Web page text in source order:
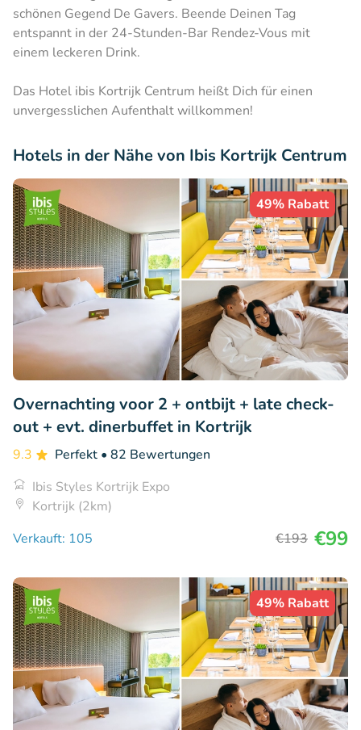
schönen Gegend De Gavers. Beende Deinen Tag
entspannt in der 24-Stunden-Bar Rendez-Vous mit
einem leckeren Drink.
Das Hotel ibis Kortrijk Centrum heißt Dich für einen
unvergesslichen Aufenthalt willkommen!
Hotels in der Nähe von Ibis Kortrijk Centrum
49% Rabatt
Overnachting voor 2 + ontbijt + late check-
out + evt. dinerbuffet in Kortrijk
9.3 Perfekt • 82 Bewertungen
Ibis Styles Kortrijk Expo
Kortrijk (2km)
Verkauft: 105
€193 €99
49% Rabatt